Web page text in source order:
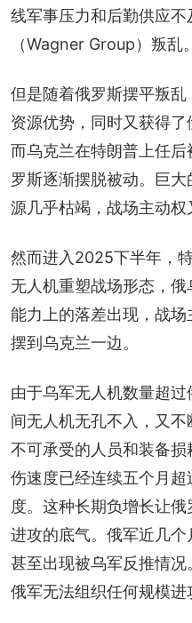
线军事压力和后勤供应
（Wagner Group）叛乱。
但是随着俄罗斯摆平叛
资源优势，同时又获得了
而乌克兰在特朗普上任
罗斯逐渐摆脱被动。巨
源几乎枯竭，战场主动权
然而进入2025下半年，
无人机重塑战场形态，
能力上的落差出现，战
摆到乌克兰一边。
由于乌军无人机数量超
间无人机无孔不入，又
不可承受的人员和装备
伤速度已经连续五个月
度。这种长期负增长让
进攻的底气。俄军近几个
甚至出现被乌军反推情况
俄军无法组织任何规模进